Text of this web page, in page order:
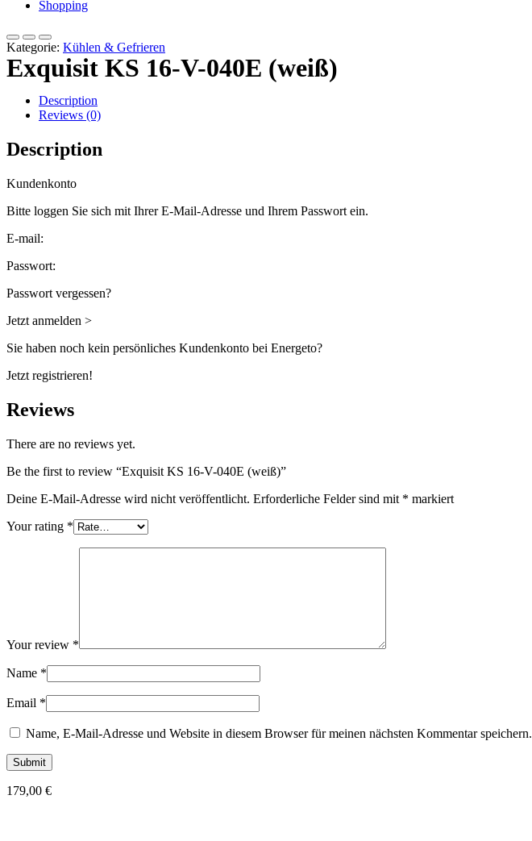
Shopping
Kategorie: Kühlen & Gefrieren
Exquisit KS 16-V-040E (weiß)
Description
Reviews (0)
Description
Kundenkonto
Bitte loggen Sie sich mit Ihrer E-Mail-Adresse und Ihrem Passwort ein.
E-mail:
Passwort:
Passwort vergessen?
Jetzt anmelden >
Sie haben noch kein persönliches Kundenkonto bei Energeto?
Jetzt registrieren!
Reviews
There are no reviews yet.
Be the first to review “Exquisit KS 16-V-040E (weiß)”
Deine E-Mail-Adresse wird nicht veröffentlicht. Erforderliche Felder sind mit * markiert
Your rating *
Your review *
Name *
Email *
Name, E-Mail-Adresse und Website in diesem Browser für meinen nächsten Kommentar speichern.
179,00 €